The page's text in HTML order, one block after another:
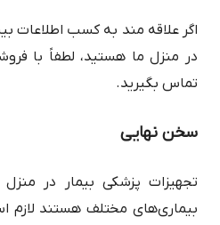
اگر علاقه مند به کسب اطلاعات
در منزل ما هستید، لطفاً با
تماس بگیرید.
سخن نهایی
تجهیزات پزشکی بیمار در
بیماری‌های مختلف هستند لازم